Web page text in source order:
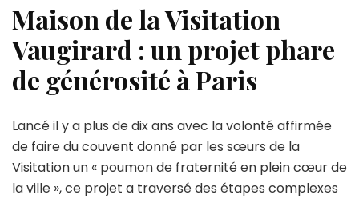
Maison de la Visitation
Vaugirard : un projet phare
de générosité à Paris
Lancé il y a plus de dix ans avec la volonté affirmée
de faire du couvent donné par les sœurs de la
Visitation un « poumon de fraternité en plein cœur de
la ville », ce projet a traversé des étapes complexes